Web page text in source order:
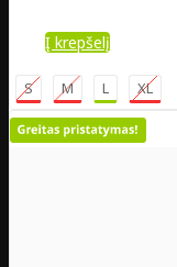
Į krepšelį
S M L XL